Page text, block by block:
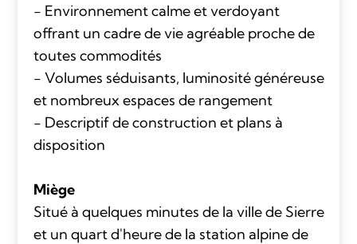
- Environnement calme et verdoyant
offrant un cadre de vie agréable proche de
toutes commodités
- Volumes séduisants, luminosité généreuse
et nombreux espaces de rangement
- Descriptif de construction et plans à
disposition
Miège
Situé à quelques minutes de la ville de Sierre
et un quart d'heure de la station alpine de